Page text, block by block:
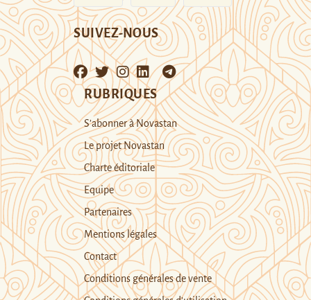
SUIVEZ-NOUS
RUBRIQUES
S’abonner à Novastan
Le projet Novastan
Charte éditoriale
Equipe
Partenaires
Mentions légales
Contact
Conditions générales de vente